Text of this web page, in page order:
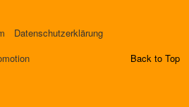
Datenschutzerklärung
Back to Top